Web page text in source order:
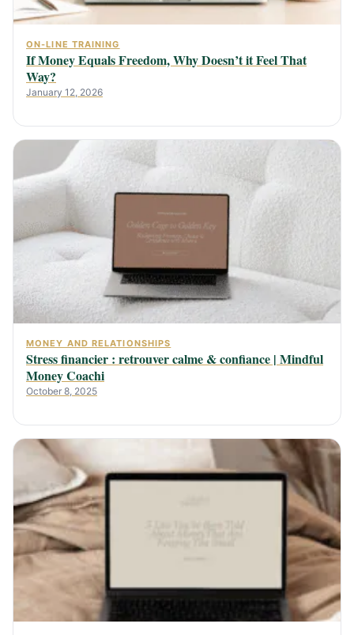
ON-LINE TRAINING
If Money Equals Freedom, Why Doesn’t it Feel That
Way?
January 12, 2026
MONEY AND RELATIONSHIPS
Stress financier : retrouver calme & confiance | Mindful
Money Coachi
October 8, 2025